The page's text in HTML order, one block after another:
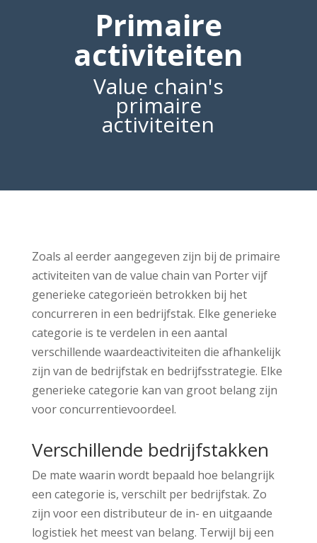
Primaire
activiteiten
Value chain's
primaire
activiteiten
Zoals al eerder aangegeven zijn bij de primaire
activiteiten van de value chain van Porter vijf
generieke categorieën betrokken bij het
concurreren in een bedrijfstak. Elke generieke
categorie is te verdelen in een aantal
verschillende waardeactiviteiten die afhankelijk
zijn van de bedrijfstak en bedrijfsstrategie. Elke
generieke categorie kan van groot belang zijn
voor concurrentievoordeel.
Verschillende bedrijfstakken
De mate waarin wordt bepaald hoe belangrijk
een categorie is, verschilt per bedrijfstak. Zo
zijn voor een distributeur de in- en uitgaande
logistiek het meest van belang. Terwijl bij een